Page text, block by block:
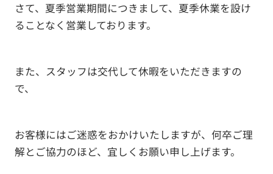
さて、夏季営業期間につきまして、夏季休業を設け
ることなく営業しております。
また、スタッフは交代して休暇をいただきますの
で、
お客様にはご迷惑をおかけいたしますが、何卒ご理
解とご協力のほど、宜しくお願い申し上げます。